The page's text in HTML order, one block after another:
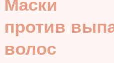
Маски
против
волос